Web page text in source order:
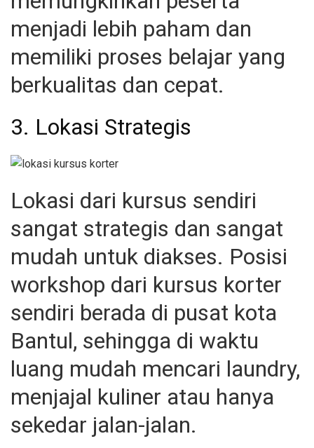
menjadi lebih paham dan
memiliki proses belajar yang
berkualitas dan cepat.
3. Lokasi Strategis
Lokasi dari kursus sendiri
sangat strategis dan sangat
mudah untuk diakses. Posisi
workshop dari kursus korter
sendiri berada di pusat kota
Bantul, sehingga di waktu
luang mudah mencari laundry,
menjajal kuliner atau hanya
sekedar jalan-jalan.